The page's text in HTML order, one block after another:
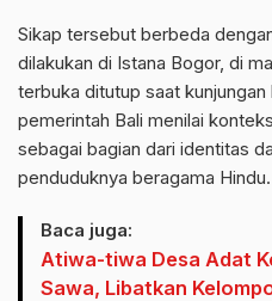
Sikap tersebut berbeda
dilakukan di Istana Bogor, di
terbuka ditutup saat kunjungan
pemerintah Bali menilai
sebagai bagian dari identitas
penduduknya beragama Hindu.
Baca juga:
Atiwa-tiwa Desa Adat
Sawa, Libatkan